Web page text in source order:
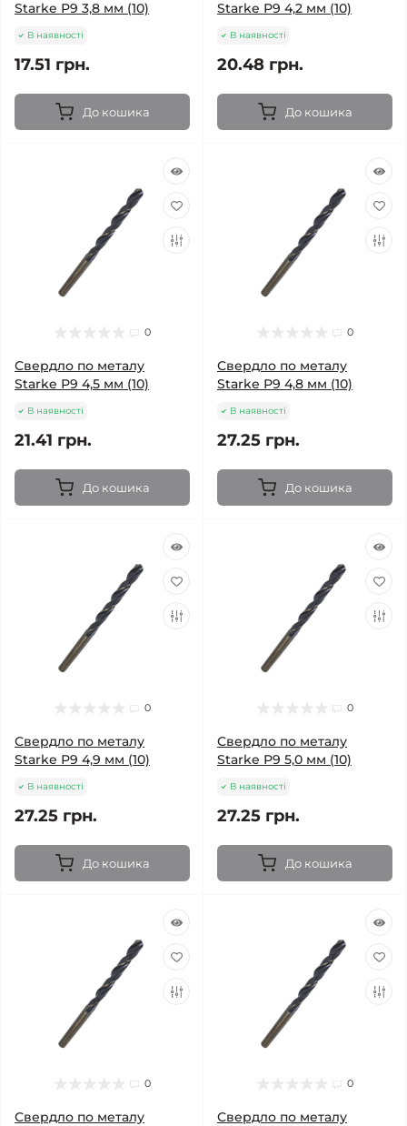
Starke Р9 3,8 мм (10)
В наявності
17.51 грн.
До кошика
Starke Р9 4,2 мм (10)
В наявності
20.48 грн.
До кошика
0
Свердло по металу
Starke Р9 4,5 мм (10)
В наявності
21.41 грн.
До кошика
0
Свердло по металу
Starke Р9 4,8 мм (10)
В наявності
27.25 грн.
До кошика
0
Свердло по металу
Starke Р9 4,9 мм (10)
В наявності
27.25 грн.
До кошика
0
Свердло по металу
Starke Р9 5,0 мм (10)
В наявності
27.25 грн.
До кошика
0
Свердло по металу
0
Свердло по металу